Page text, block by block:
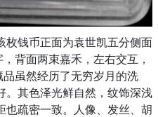
钱币正面为袁世凯五分侧面
背面两束嘉禾，左右交互，
虽然经历了无穷岁月的洗
。其色泽光鲜自然，纹饰深浅
也疏密一致。人像、发丝、胡